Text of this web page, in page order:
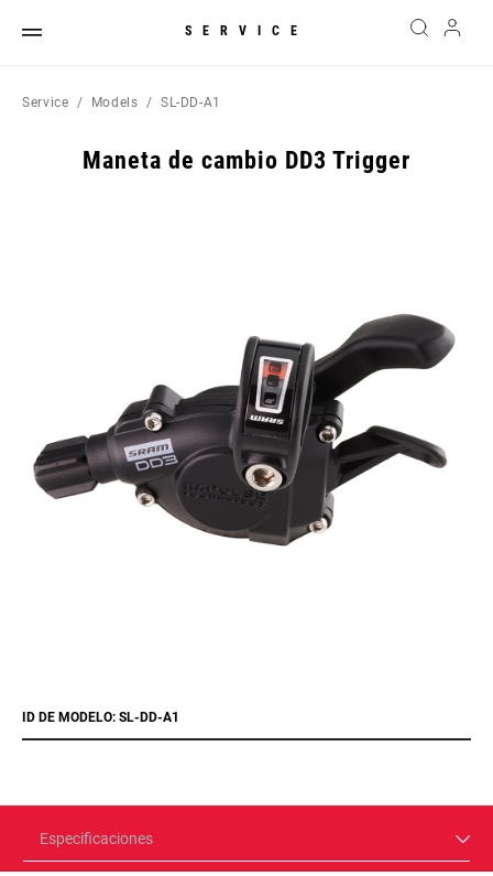
SERVICE
Service Models SL-DD-A1
Maneta de cambio DD3 Trigger
ID DE MODELO: SL-DD-A1
Especificaciones